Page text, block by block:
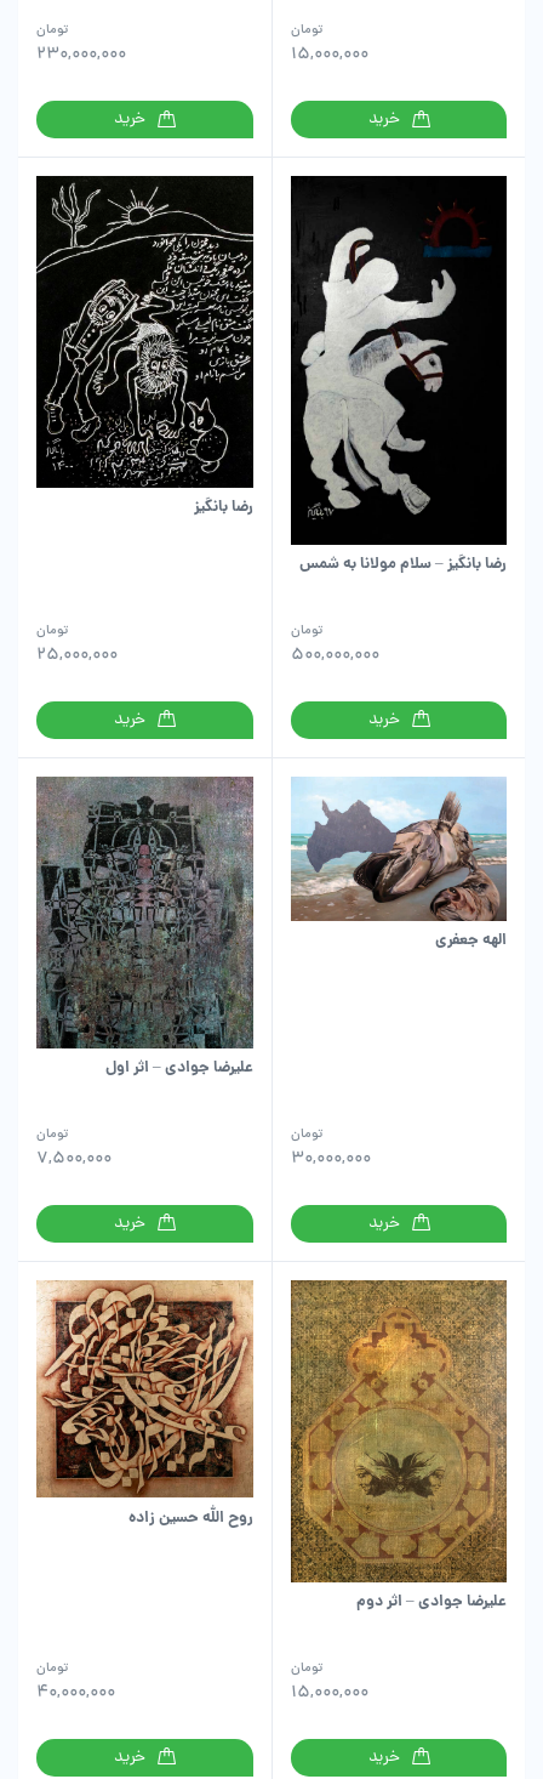
15,000,000
تومان
خرید
230,000,000
تومان
خرید
رضا بانگیز – سلام مولانا به شمس
500,000,000
تومان
خرید
رضا بانگیز
25,000,000
تومان
خرید
الهه جعفری
30,000,000
تومان
خرید
علیرضا جوادی – اثر اول
7,500,000
تومان
خرید
علیرضا جوادی – اثر دوم
15,000,000
تومان
خرید
روح الله حسین زاده
40,000,000
تومان
خرید